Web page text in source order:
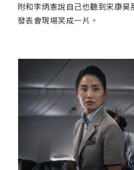
附和李炳憲說自己也聽到宋康昊
發表會現場笑成一片。